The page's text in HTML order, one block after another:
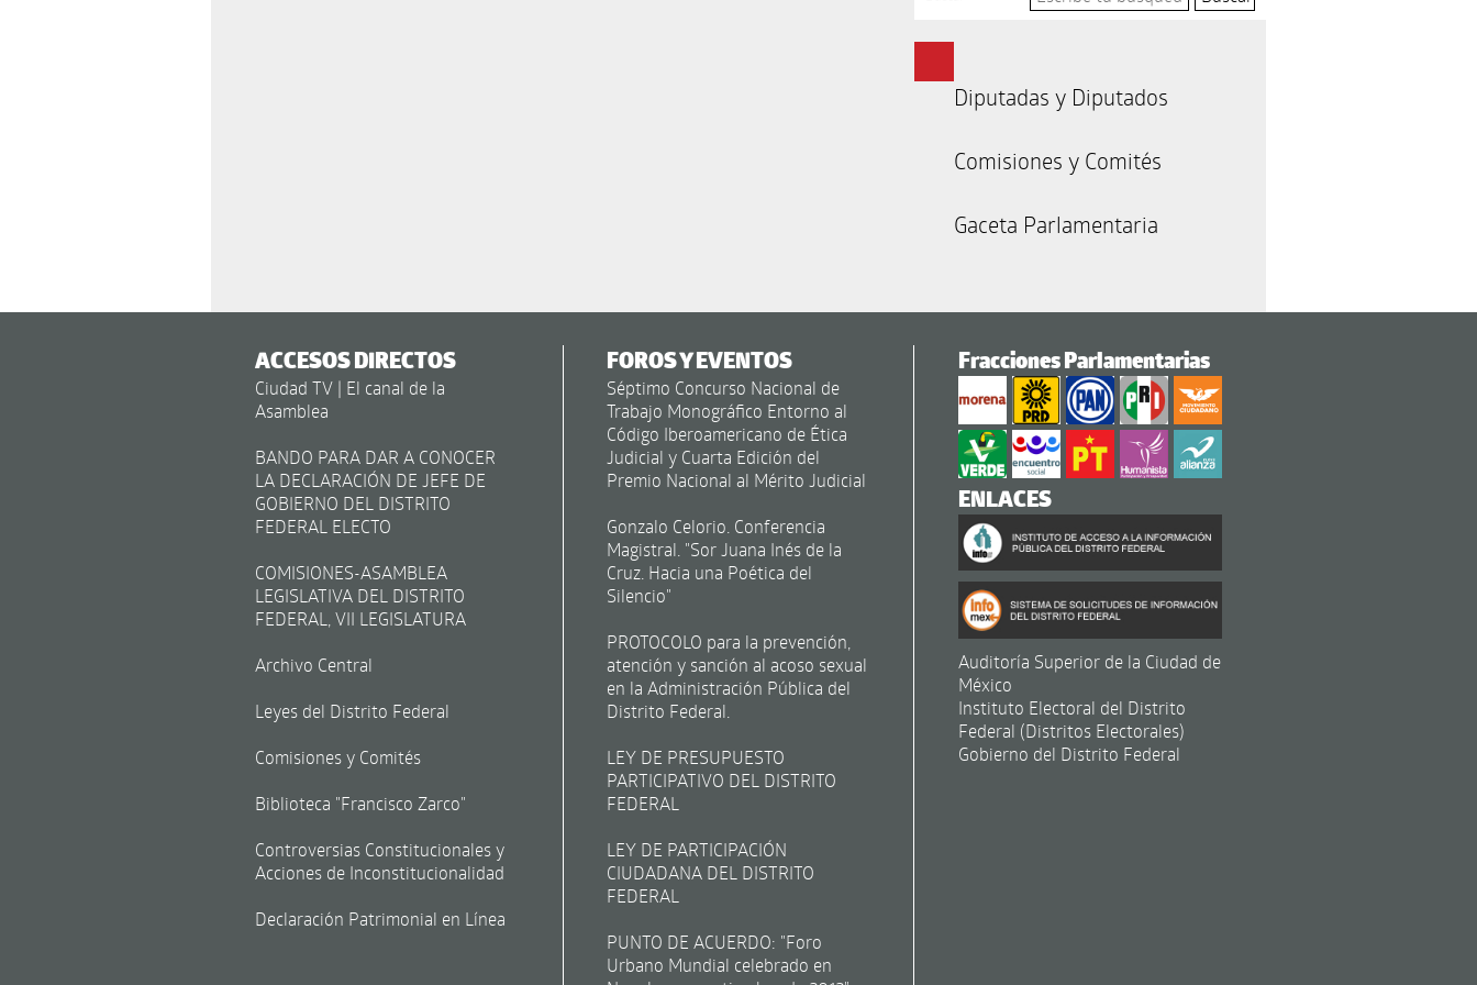
Diputadas y Diputados
Comisiones y Comités
Gaceta Parlamentaria
ACCESOS DIRECTOS
Ciudad TV | El canal de la
Asamblea
BANDO PARA DAR A CONOCER
LA DECLARACIÓN DE JEFE DE
GOBIERNO DEL DISTRITO
FEDERAL ELECTO
COMISIONES-ASAMBLEA
LEGISLATIVA DEL DISTRITO
FEDERAL, VII LEGISLATURA
Archivo Central
Leyes del Distrito Federal
Comisiones y Comités
Biblioteca "Francisco Zarco"
Controversias Constitucionales y
Acciones de Inconstitucionalidad
Declaración Patrimonial en Línea
FOROS Y EVENTOS
Séptimo Concurso Nacional de
Trabajo Monográfico Entorno al
Código Iberoamericano de Ética
Judicial y Cuarta Edición del
Premio Nacional al Mérito Judicial
Gonzalo Celorio. Conferencia
Magistral. "Sor Juana Inés de la
Cruz. Hacia una Poética del
Silencio"
PROTOCOLO para la prevención,
atención y sanción al acoso sexual
en la Administración Pública del
Distrito Federal.
LEY DE PRESUPUESTO
PARTICIPATIVO DEL DISTRITO
FEDERAL
LEY DE PARTICIPACIÓN
CIUDADANA DEL DISTRITO
FEDERAL
PUNTO DE ACUERDO: "Foro
Urbano Mundial celebrado en
Fracciones Parlamentarias
ENLACES
Auditoría Superior de la Ciudad de
México
Instituto Electoral del Distrito
Federal (Distritos Electorales)
Gobierno del Distrito Federal